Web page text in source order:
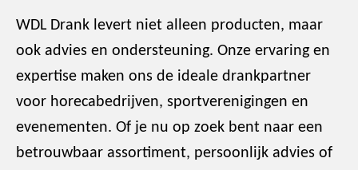
WDL Drank levert niet alleen producten, maar
ook advies en ondersteuning. Onze ervaring en
expertise maken ons de ideale drankpartner
voor horecabedrijven, sportverenigingen en
evenementen. Of je nu op zoek bent naar een
betrouwbaar assortiment, persoonlijk advies of